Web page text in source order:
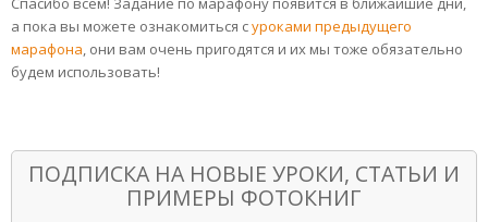
а пока вы можете ознакомиться суроками предыдущего
марафона, они вам очень пригодятся и их мы тоже обязательно
будем использовать!
ПОДПИСКА НА НОВЫЕ УРОКИ, СТАТЬИ И
ПРИМЕРЫ ФОТОКНИГ